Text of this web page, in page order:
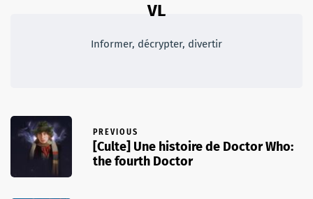
VL
Informer, décrypter, divertir
PREVIOUS
[Culte] Une histoire de Doctor Who:
the fourth Doctor